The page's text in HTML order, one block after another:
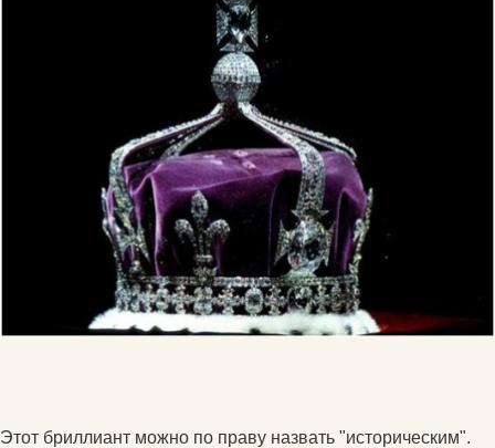
Этот бриллиант можно по праву назвать "историческим".